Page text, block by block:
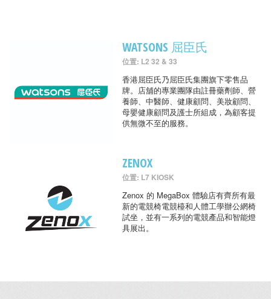
WATSONS 屈臣氏
位置: L2 32 & 33
香港屈臣氏乃屈臣氏集團旗下零售品
牌。店舖的專業團隊由註冊藥劑師、營
養師、中醫師、健康顧問、美妝顧問、
母嬰健康顧問及護士所組成，為顧客提
供無微不至的服務。
ZENOX
位置: L7 KIOSK
Zenox 的 MegaBox 體驗店有齊所有最
新的電競椅電競檯和人體工學辦公網椅
試坐，並有一系列的電競產品和智能燈
具展出。